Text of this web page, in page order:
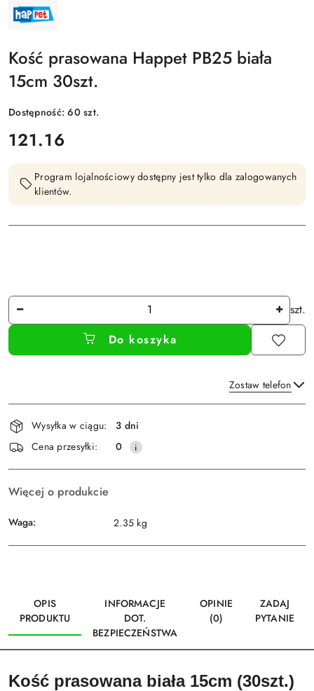
NAZWA
PRODUCENTA:
HAPPET
Kość prasowana Happet PB25 biała
15cm 30szt.
Dostępność:60szt.
cena:
121.16
Program lojalnościowy dostępny jest tylko dla zalogowanych
klientów.
Ilość
szt.
Do koszyka
Zostaw telefon
Wyślij
Dostępność
i
dostawa
Wysyłka w ciągu:
3 dni
Cena przesyłki:
0
Więcej o produkcie
Waga: 2.35 kg
OPIS
PRODUKTU
INFORMACJE
DOT.
BEZPIECZEŃSTWA
OPINIE
(0)
ZADAJ
PYTANIE
Kość prasowana biała 15cm (30szt.)